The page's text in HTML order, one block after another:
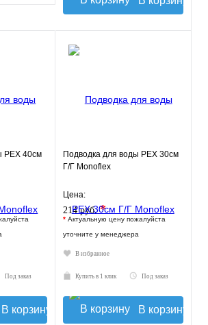
РЕХ 40см
Под заказ
В корзину
Подводка для воды РЕХ 30см
Г/Г Monoflex
Цена:
214 руб.*
* Актуальную цену пожалуйста
уточните у менеджера
В избранное
Купить в 1 клик Под заказ
В корзину